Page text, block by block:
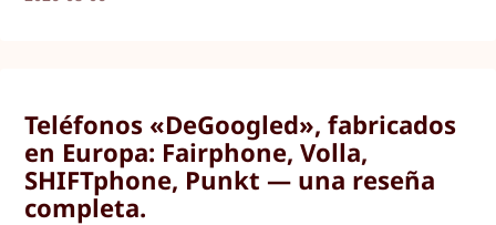
Teléfonos «DeGoogled», fabricados
en Europa: Fairphone, Volla,
SHIFTphone, Punkt — una reseña
completa.